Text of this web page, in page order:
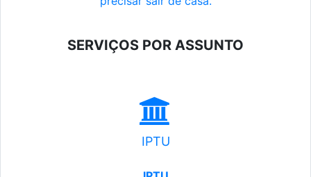
SERVIÇOS POR ASSUNTO
IPTU